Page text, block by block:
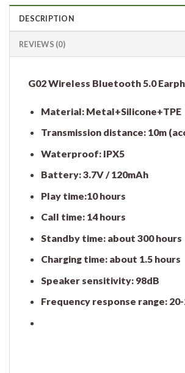
DESCRIPTION
REVIEWS (0)
G02 Wireless Bluetooth 5.0
Material: Metal+Silicone+TPE
Transmission distance: 10m
Waterproof: IPX5
Battery: 3.7V / 120mAh
Play time:10 hours
Call time: 14 hours
Standby time: about 300 hours
Charging time: about 1.5 hours
Speaker sensitivity: 98dB
Frequency response range: